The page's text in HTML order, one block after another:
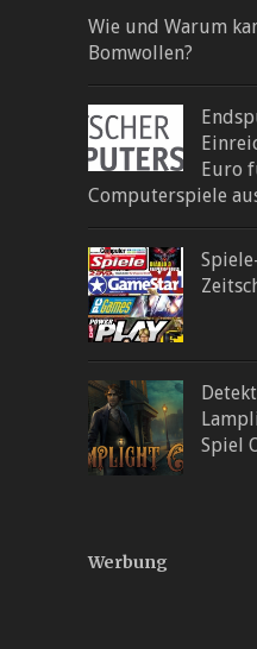
Wie und Warum
Bomwollen?
Euro
Computerspiele
Spiel
Werbung